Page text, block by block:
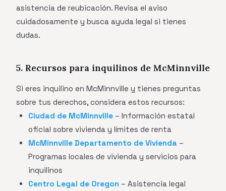
asistencia de reubicación. Revisa el aviso
cuidadosamente y busca ayuda legal si tienes
dudas.
5. Recursos para inquilinos de McMinnville
Si eres inquilino en McMinnville y tienes preguntas
sobre tus derechos, considera estos recursos:
Ciudad de McMinnville – Información estatal
oficial sobre vivienda y límites de renta
McMinnville Departamento de Vivienda –
Programas locales de vivienda y servicios para
inquilinos
Centro Legal de Oregon – Asistencia legal